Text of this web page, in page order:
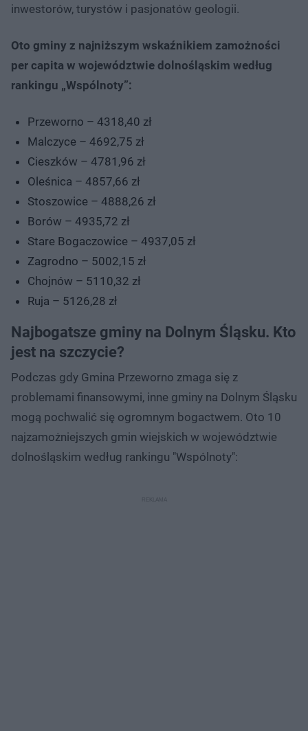
inwestorów, turystów i pasjonatów geologii.
Oto gminy z najniższym wskaźnikiem zamożności
per capita w województwie dolnośląskim według
rankingu „Wspólnoty”:
Przeworno – 4318,40 zł
Malczyce – 4692,75 zł
Cieszków – 4781,96 zł
Oleśnica – 4857,66 zł
Stoszowice – 4888,26 zł
Borów – 4935,72 zł
Stare Bogaczowice – 4937,05 zł
Zagrodno – 5002,15 zł
Chojnów – 5110,32 zł
Ruja – 5126,28 zł
Najbogatsze gminy na Dolnym Śląsku. Kto
jest na szczycie?
Podczas gdy Gmina Przeworno zmaga się z
problemami finansowymi, inne gminy na Dolnym Śląsku
mogą pochwalić się ogromnym bogactwem. Oto 10
najzamożniejszych gmin wiejskich w województwie
dolnośląskim według rankingu "Wspólnoty":